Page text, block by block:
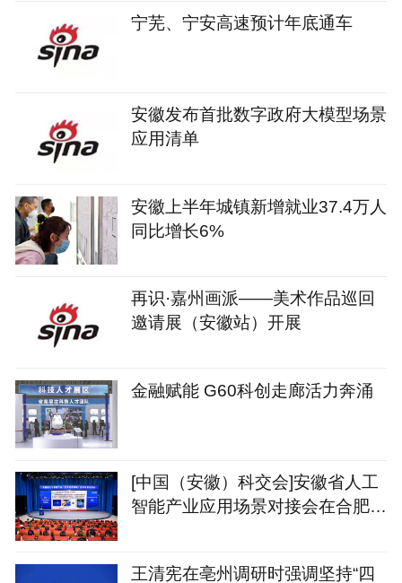
宁芜、宁安高速预计年底通车
安徽发布首批数字政府大模型场景
应用清单
安徽上半年城镇新增就业37.4万人
同比增长6%
再识·嘉州画派——美术作品巡回
邀请展（安徽站）开展
金融赋能 G60科创走廊活力奔涌
[中国（安徽）科交会]安徽省人工
智能产业应用场景对接会在合肥召
王清宪在亳州调研时强调坚持“四